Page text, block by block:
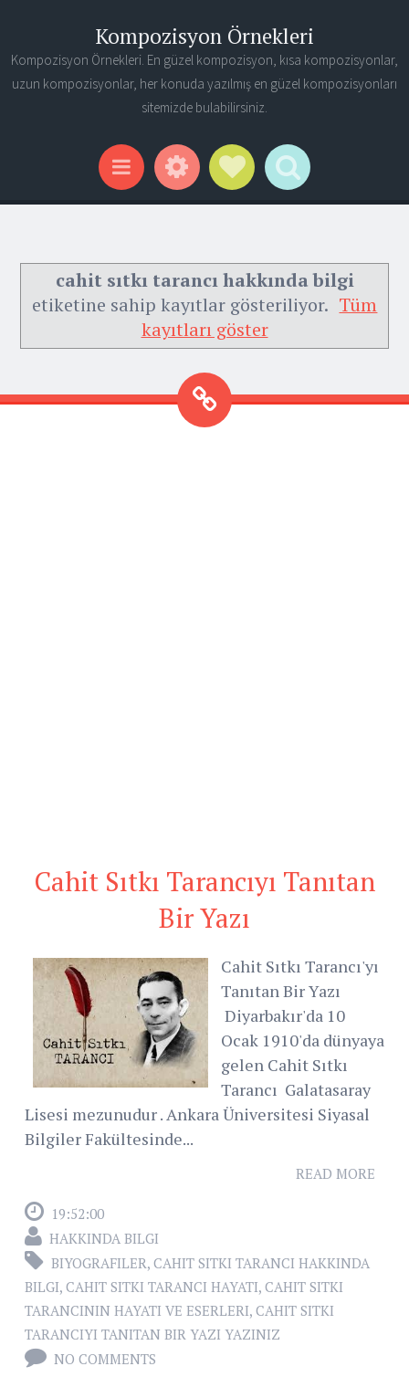
Kompozisyon Örnekleri
Kompozisyon Örnekleri. En güzel kompozisyon, kısa kompozisyonlar,
uzun kompozisyonlar, her konuda yazılmış en güzel kompozisyonları
sitemizde bulabilirsiniz.
Menu WidgetsSocial Links
Search
cahit sıtkı tarancı hakkında bilgi
etiketine sahip kayıtlar gösteriliyor. Tüm
kayıtları göster
Cahit Sıtkı Tarancıyı Tanıtan
Bir Yazı
Cahit Sıtkı Tarancı'yı
Tanıtan Bir Yazı
Diyarbakır'da 10
Ocak 1910'da dünyaya
gelen Cahit Sıtkı
Tarancı Galatasaray
Lisesi mezunudur . Ankara Üniversitesi Siyasal
Bilgiler Fakültesinde...
READ MORE
19:52:00
HAKKINDA BILGI
BIYOGRAFILER, CAHIT SITKI TARANCI HAKKINDA
BILGI, CAHIT SITKI TARANCI HAYATI, CAHIT SITKI
TARANCININ HAYATI VE ESERLERI, CAHIT SITKI
TARANCIYI TANITAN BIR YAZI YAZINIZ
NO COMMENTS